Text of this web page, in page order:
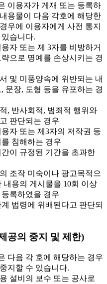
이용자가 게재 또는 등록하
용물이 다음 각호에 해당한
우에 이용자에게 사전 통지
습니다.
자 또는 제 3자를 비방하거
으로 명예를 손상시키는 경
및 미풍양속에 위반되는 내
문장, 도형 등을 유포하는 경
, 반사회적, 범죄적 행위와
판단되는 경우
자 또는 제3자의 저작권 등
침해하는 경우
간이 규정된 기간을 초과한
조작 미숙이나 광고목적으
내용의 게시물을 10회 이상
록하였을 경우
법령에 위배된다고 판단되
공의 중지 및 제한)
다음 각 호에 해당하는 경우
지할 수 있습니다.
설비의 보수 또는 공사로